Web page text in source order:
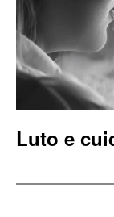
Luto e